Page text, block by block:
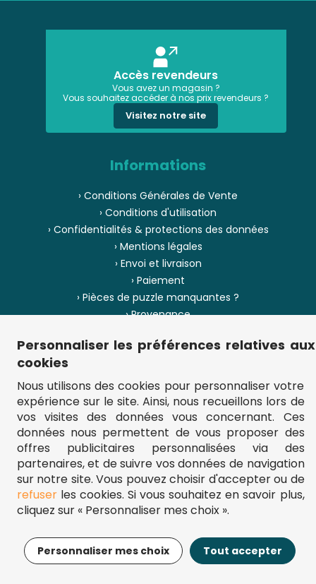
14,95€ Ajouter au panier
Accès revendeurs
Vous avez un magasin ?
Vous souhaitez accéder à nos prix revendeurs ?
Visitez notre site
Informations
› Conditions Générales de Vente
› Conditions d'utilisation
› Confidentialités & protections des données
› Mentions légales
› Envoi et livraison
› Paiement
› Pièces de puzzle manquantes ?
› Provenance
› Plan du site
** Frais d'envoi = 6,95 € (France) / gratuit à partir de 45 €.
fou-de-puzzle.com : le site référence pour acheter des puzzles de
qualité à bon prix.
© Fou-de-puzzle.com 2011 - 2026
Personnaliser les préférences relatives aux
cookies
Nous utilisons des cookies pour personnaliser votre
expérience sur le site. Ainsi, nous recueillons lors de
vos visites des données vous concernant. Ces
données nous permettent de vous proposer des
offres publicitaires personnalisées via des
partenaires, et de suivre vos données de navigation
sur notre site. Vous pouvez choisir d'accepter ou de
refuserles cookies. Si vous souhaitez en savoir plus,
cliquez sur « Personnaliser mes choix ».
Personnaliser mes choix Tout accepter